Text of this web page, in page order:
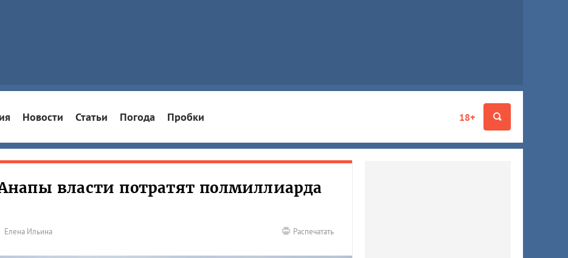
18+
Новости Статьи Погода Пробки
власти потратят полмиллиарда
Елена Ильина Распечатать